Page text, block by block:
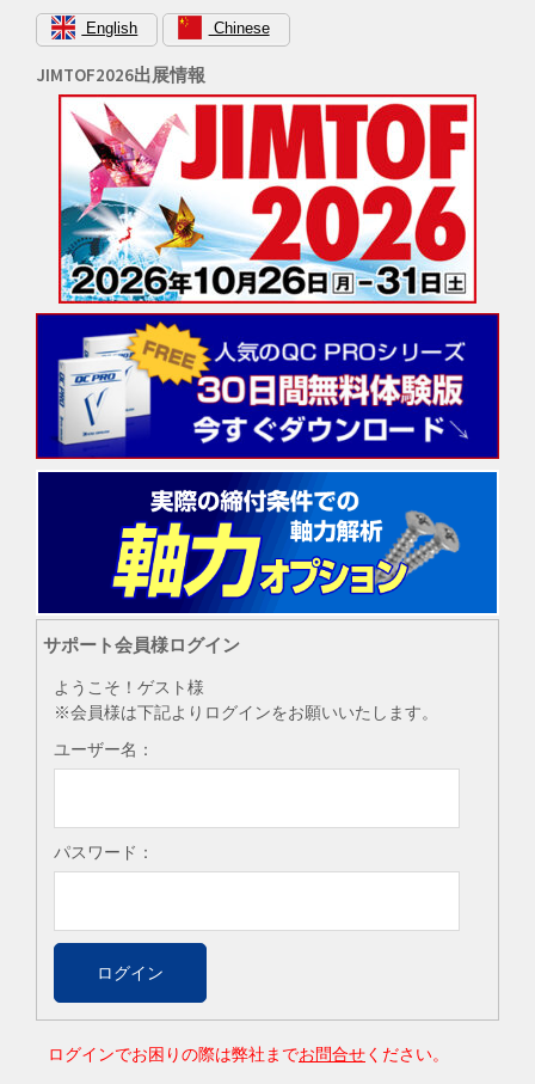
English Chinese
JIMTOF2026出展情報
サポート会員様ログイン
ようこそ！ゲスト様
※会員様は下記よりログインをお願いいたします。
ユーザー名：
パスワード：
ログインでお困りの際は弊社までお問合せください。